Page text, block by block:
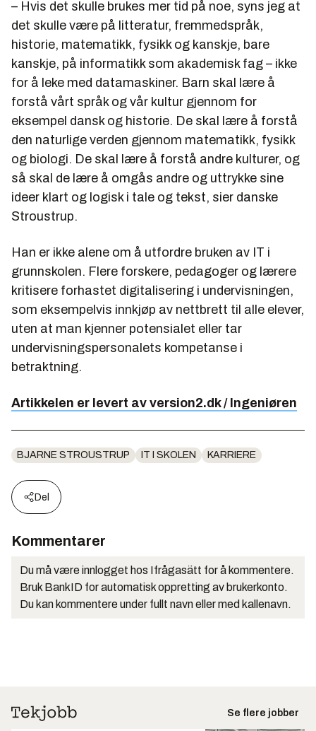
– Hvis det skulle brukes mer tid på noe, syns jeg at
det skulle være på litteratur, fremmedspråk,
historie, matematikk, fysikk og kanskje, bare
kanskje, på informatikk som akademisk fag – ikke
for å leke med datamaskiner. Barn skal lære å
forstå vårt språk og vår kultur gjennom for
eksempel dansk og historie. De skal lære å forstå
den naturlige verden gjennom matematikk, fysikk
og biologi. De skal lære å forstå andre kulturer, og
så skal de lære å omgås andre og uttrykke sine
ideer klart og logisk i tale og tekst, sier danske
Stroustrup.
Han er ikke alene om å utfordre bruken av IT i
grunnskolen. Flere forskere, pedagoger og lærere
kritisere forhastet digitalisering i undervisningen,
som eksempelvis innkjøp av nettbrett til alle elever,
uten at man kjenner potensialet eller tar
undervisningspersonalets kompetanse i
betraktning.
Artikkelen er levert av version2.dk / Ingeniøren
BJARNE STROUSTRUP IT I SKOLEN KARRIERE
Del
Kommentarer
Du må være innlogget hos Ifrågasätt for å kommentere.
Bruk BankID for automatisk oppretting av brukerkonto.
Du kan kommentere under fullt navn eller med kallenavn.
Se flere jobber